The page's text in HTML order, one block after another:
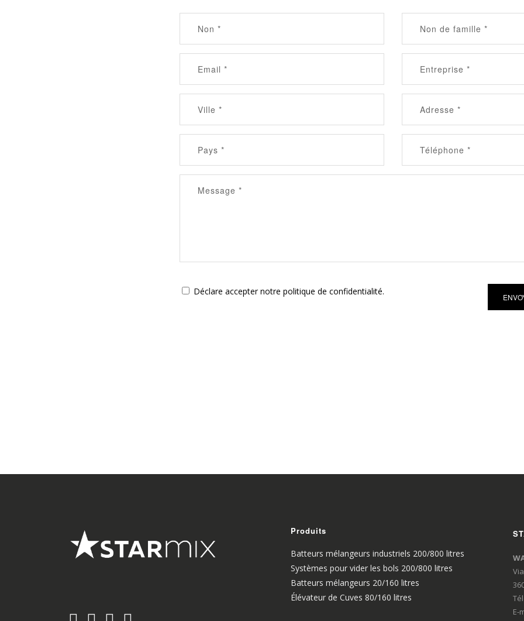
Déclare accepter notre politique de confidentialité.
Produits
Batteurs mélangeurs industriels 200/800 litres
Systèmes pour vider les bols 200/800 litres
Batteurs mélangeurs 20/160 litres
Élévateur de Cuves 80/160 litres
E-